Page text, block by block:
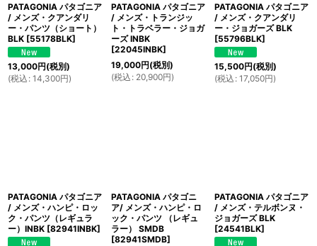
PATAGONIA パタゴニア
/ メンズ・クアンダリ
ー・パンツ（ショート）
BLK [55178BLK]
13,000円(税別)
(税込 : 14,300円)
PATAGONIA パタゴニア
/ メンズ・トランジッ
ト・トラベラー・ジョガ
ーズ INBK
[22045INBK]
19,000円(税別)
(税込 : 20,900円)
PATAGONIA パタゴニア
/ メンズ・クアンダリ
ー・ジョガーズ BLK
[55796BLK]
15,500円(税別)
(税込 : 17,050円)
PATAGONIA パタゴニア
/ メンズ・ハンピ・ロッ
ク・パンツ（レギュラ
ー）INBK [82941INBK]
PATAGONIA パタゴニ
ア/ メンズ・ハンピ・ロ
ック・パンツ （レギュ
ラー） SMDB
[82941SMDB]
PATAGONIA パタゴニア
/ メンズ・テルボンヌ・
ジョガーズ BLK
[24541BLK]